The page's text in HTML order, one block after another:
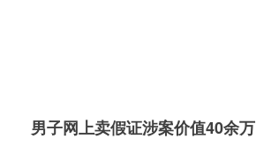
男子网上卖假证涉案价值40余万